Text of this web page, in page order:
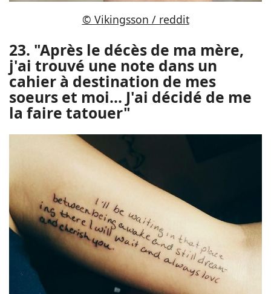
© Vikingsson / reddit
23. "Après le décès de ma mère,
j'ai trouvé une note dans un
cahier à destination de mes
soeurs et moi... J'ai décidé de me
la faire tatouer"